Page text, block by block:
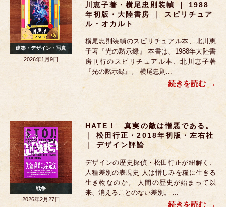
川恵子著・横尾忠則装幀 ｜ 1988
年初版・大陸書房 ｜ スピリチュア
ル・オカルト
横尾忠則装幀のスピリチュアル本、北川恵
子著『光の黙示録』 本書は、1988年大陸書
房刊行のスピリチュアル本、北川恵子著
『光の黙示録』。 横尾忠則...
続きを読む
建築・デザイン・写真
2026年1月9日
HATE！ 真実の敵は憎悪である。
｜ 松田行正・2018年初版・左右社
｜ デザイン評論
デザインの歴史探偵・松田行正が紐解く、
人種差別の表現史 人は憎しみを糧に生きる
生き物なのか。 人間の歴史が始まって以
来、消えることのない差別。 ...
続きを読む
戦争
2026年2月27日